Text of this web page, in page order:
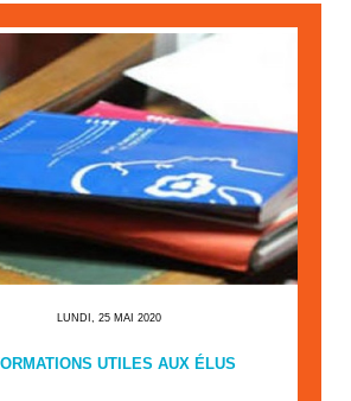
LUNDI, 25 MAI 2020
UTILES AUX ÉLUS